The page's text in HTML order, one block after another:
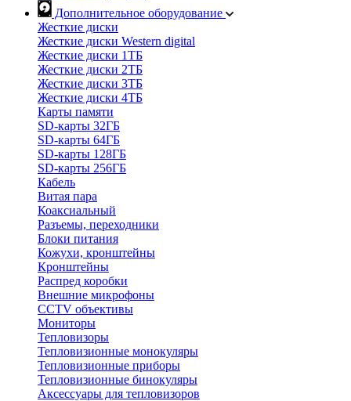
Дополнительное оборудование
Жесткие диски
Жесткие диски Western digital
Жесткие диски 1ТБ
Жесткие диски 2ТБ
Жесткие диски 3ТБ
Жесткие диски 4ТБ
Карты памяти
SD-карты 32ГБ
SD-карты 64ГБ
SD-карты 128ГБ
SD-карты 256ГБ
Кабель
Витая пара
Коаксиальный
Разъемы, переходники
Блоки питания
Кожухи, кронштейны
Кронштейны
Распред коробки
Внешние микрофоны
CCTV объективы
Мониторы
Тепловизоры
Тепловизионные монокуляры
Тепловизионные приборы
Тепловизионные бинокуляры
Аксессуары для тепловизоров